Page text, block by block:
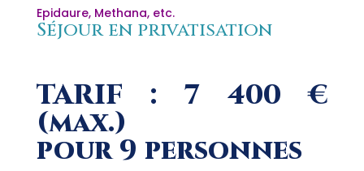
Epidaure, Methana, etc.
Séjour en privatisation
TARIF : 7 400 €
(max.)
pour 9 personnes